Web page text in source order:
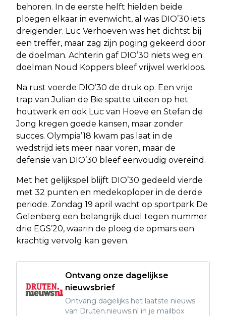
behoren. In de eerste helft hielden beide
ploegen elkaar in evenwicht, al was DIO’30 iets
dreigender. Luc Verhoeven was het dichtst bij
een treffer, maar zag zijn poging gekeerd door
de doelman. Achterin gaf DIO’30 niets weg en
doelman Noud Koppers bleef vrijwel werkloos.
Na rust voerde DIO’30 de druk op. Een vrije
trap van Julian de Bie spatte uiteen op het
houtwerk en ook Luc van Hoeve en Stefan de
Jong kregen goede kansen, maar zonder
succes. Olympia’18 kwam pas laat in de
wedstrijd iets meer naar voren, maar de
defensie van DIO’30 bleef eenvoudig overeind.
Met het gelijkspel blijft DIO’30 gedeeld vierde
met 32 punten en medekoploper in de derde
periode. Zondag 19 april wacht op sportpark De
Gelenberg een belangrijk duel tegen nummer
drie EGS’20, waarin de ploeg de opmars een
krachtig vervolg kan geven.
Ontvang onze dagelijkse
nieuwsbrief
Ontvang dagelijks het laatste nieuws
van Druten.nieuws.nl in je mailbox